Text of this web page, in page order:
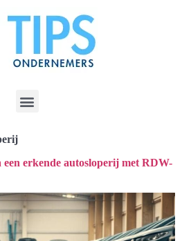
erkende autosloperij met RDW-